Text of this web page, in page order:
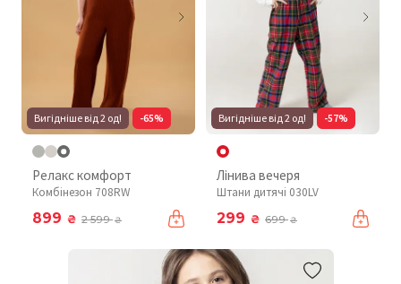
Вигідніше від 2 од! -65%
Релакс комфорт
Комбінезон 708RW
899 ₴ 2 599₴
Вигідніше від 2 од! -57%
Лінива вечеря
Штани дитячі 030LV
299 ₴ 699₴